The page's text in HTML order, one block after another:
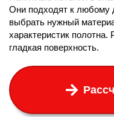
Они подходят к любому
выбрать нужный
характеристик
гладкая поверхность.